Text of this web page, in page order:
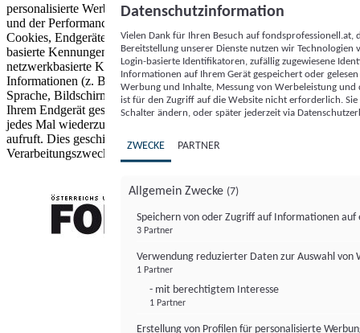
personalisierte Werbung und Inhalte, Messung von Werbeleistung
und der Performance von Inhalten sowie Zielgruppenforschung.
Cookies, Endgeräte- oder ähnliche Online-Kennungen (z. B. login-
basierte Kennungen, zufällig generierte Kennungen,
netzwerkbasierte Kennungen) können zusammen mit anderen
Informationen (z. B. Browsertyp und Browserinformationen,
Sprache, Bildschirmgröße, unterstützte Technologien usw.) auf
Ihrem Endgerät gespeichert oder von dort ausgelesen werden, um es
jedes Mal wiederzuerkennen, wenn es eine App oder einer Webseite
aufruft. Dies geschieht für einen oder mehrere der hier aufgeführten
Verarbeitungszwecke.
Datenschutzinformation
Vielen Dank für Ihren Besuch auf
Bereitstellung unserer Dienste nutzen wir Technologien
Login-basierte Identifikatoren, zufällig zugewiesene
Informationen auf Ihrem Gerät gespeichert oder
Werbung und Inhalte, Messung von Werbeleistung
ist für den Zugriff auf die Website nicht erforderlich.
Schalter ändern, oder später jederzeit via
ZWECKE PARTNER
Allgemein Zwecke (7)
Speichern von oder Zugriff auf Informationen auf
3 Partner
Verwendung reduzierter Daten zur Auswahl von
1 Partner
- mit berechtigtem Interesse
1 Partner
Erstellung von Profilen für personalisierte
FONDS professionell